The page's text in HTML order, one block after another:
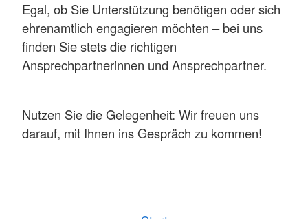
Egal, ob Sie Unterstützung benötigen oder sich
ehrenamtlich engagieren möchten – bei uns
finden Sie stets die richtigen
Ansprechpartnerinnen und Ansprechpartner.
Nutzen Sie die Gelegenheit: Wir freuen uns
darauf, mit Ihnen ins Gespräch zu kommen!